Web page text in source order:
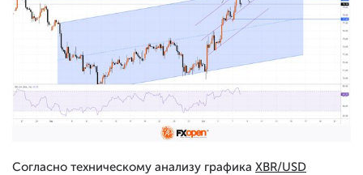
Согласно техническому анализу графика XBR/USD